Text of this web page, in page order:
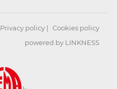
Privacy policy
Cookies policy
powered by LINKNESS